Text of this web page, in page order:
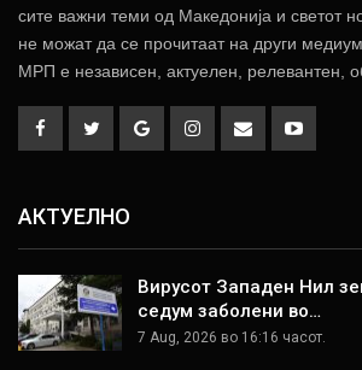
сите важни теми од Македонија и светот
не можат да се прочитаат на други
МРП е независен, актуелен, релевантен,
АКТУЕЛНО
Вирусот Западен Нил
седум заболени во…
7 Aug, 2026 во 16:16 часот.